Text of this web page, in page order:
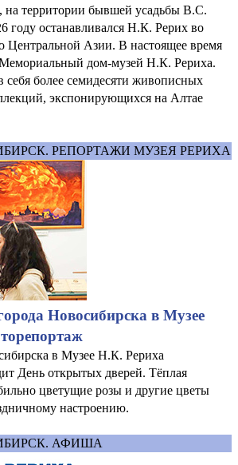
на территории бывшей усадьбы В.С.
году останавливался Н.К. Рерих во
Центральной Азии. В настоящее время
Мемориальный дом-музей Н.К. Рериха.
себя более семидесяти живописных
экспонирующихся на Алтае
РЕПОРТАЖИ МУЗЕЯ РЕРИХА
Новосибирска в Музее
в Музее Н.К. Рериха
День открытых дверей. Тёплая
цветущие розы и другие цветы
настроению.
АФИША